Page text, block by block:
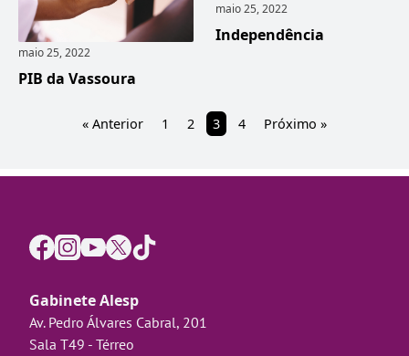
maio 25, 2022
PIB da Vassoura
maio 25, 2022
Independência
« Anterior 1 2 3 4 Próximo »
Gabinete Alesp
Av. Pedro Álvares Cabral, 201
Sala T49 - Térreo